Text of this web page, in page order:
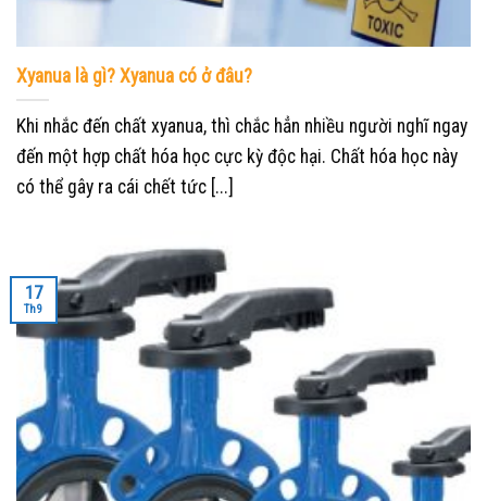
Xyanua là gì? Xyanua có ở đâu?
Khi nhắc đến chất xyanua, thì chắc hẳn nhiều người nghĩ ngay
đến một hợp chất hóa học cực kỳ độc hại. Chất hóa học này
có thể gây ra cái chết tức [...]
17
Th9